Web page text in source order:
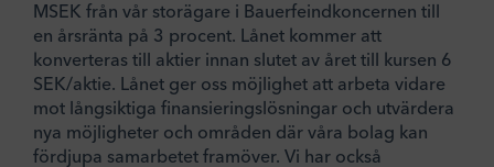
MSEK från vår storägare i Bauerfeindkoncernen till
en årsränta på 3 procent. Lånet kommer att
konverteras till aktier innan slutet av året till kursen 6
SEK/aktie. Lånet ger oss möjlighet att arbeta vidare
mot långsiktiga finansieringslösningar och utvärdera
nya möjligheter och områden där våra bolag kan
fördjupa samarbetet framöver. Vi har också